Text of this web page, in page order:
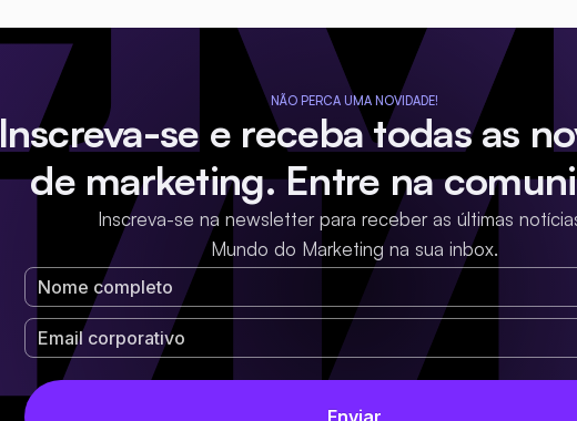
NÃO PERCA UMA NOVIDADE!
Inscreva-se e receba todas as
de marketing. Entre na
Inscreva-se na newsletter para receber as últimas
Mundo do Marketing na sua inbox.